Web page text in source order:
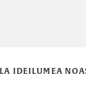
IDEILUMEA